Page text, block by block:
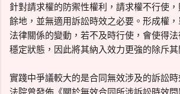
針對請求權的防禦性權利，請求權不行使
餘地，並無適用訴訟時效之必要。形成權
法律關係的變動，若不及時行使，會使得
穩定狀態，因此將其納入效力更強的除斥其
實踐中爭議較大的是合同無效涉及的訴訟